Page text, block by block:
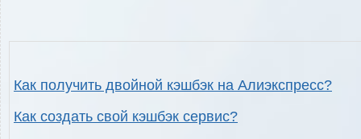
Как получить двойной кэшбэк на Алиэкспресс?
Как создать свой кэшбэк сервис?